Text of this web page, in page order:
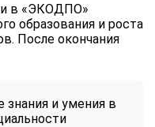
в «ЭКОДПО»
образования и роста
После окончания
знания и умения в